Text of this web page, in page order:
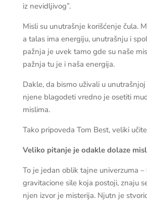
iz nevidljivog”.
Misli su unutrašnje korišćenje čula.
a talas ima energiju, unutrašnju i
pažnja je uvek tamo gde su naše
pažnja tu je i naša energija.
Dakle, da bismo uživali u
njene blagodeti vredno je osetiti
mislima.
Tako pripoveda Tom Best, veliki
Veliko pitanje je odakle dolaze
To je jedan oblik tajne univerzuma
gravitacione sile koja postoji, znaju
njen izvor je misterija. Njutn je